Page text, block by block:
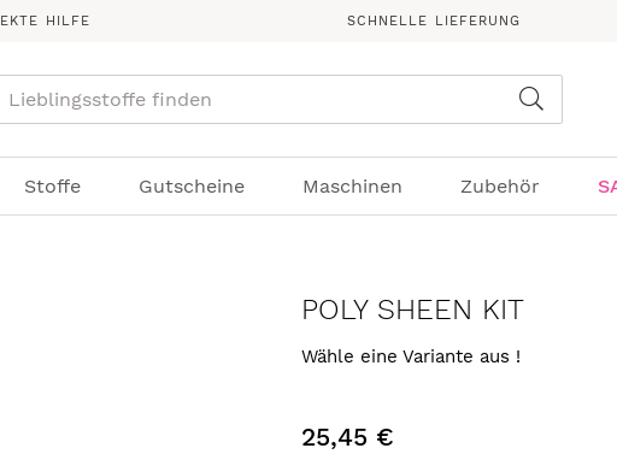
HILFE SCHNELLE LIEFERUNG
Stoffe Gutscheine Maschinen Zubehör
POLY SHEEN KIT
Wähle eine Variante aus !
25,45 €